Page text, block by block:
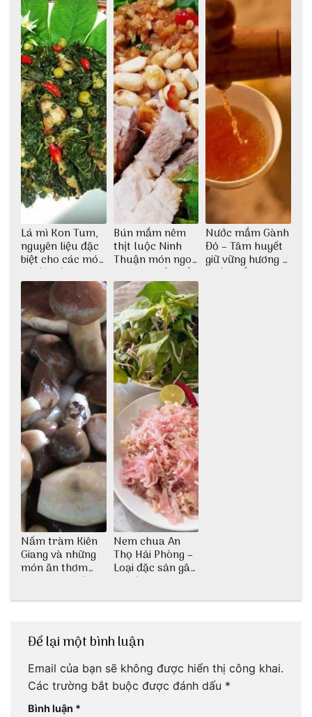
phố Hội
Lá mì Kon Tum,
nguyên liệu đặc
biệt cho các món
ăn độc đáo
Bún mắm nêm
thịt luộc Ninh
Thuận món ngon
dân dã miền biển
Nước mắm Gành
Đỏ – Tâm huyết
giữ vững hương vị
nước mắm sau
Nấm tràm Kiên
Giang và những
món ăn thơm
ngon khó cưỡng
Nem chua An
Thọ Hải Phòng –
Loại đặc sản gây
nghiện
Để lại một bình luận
Email của bạn sẽ không được hiển thị công khai.
Các trường bắt buộc được đánh dấu *
Bình luận *